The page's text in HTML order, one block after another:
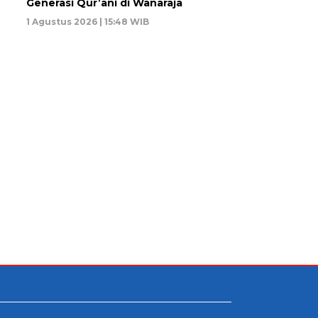
Generasi Qur’ani di Wanaraja
1 Agustus 2026 | 15:48 WIB